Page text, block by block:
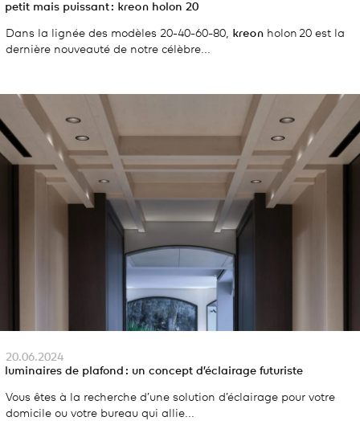
petit mais puissant : kreon holon 20
Dans la lignée des modèles 20-40-60-80, kreon holon 20 est la
dernière nouveauté de notre célèbre...
20.06.2024
luminaires de plafond : un concept d’éclairage futuriste
Vous êtes à la recherche d’une solution d’éclairage pour votre
domicile ou votre bureau qui allie...